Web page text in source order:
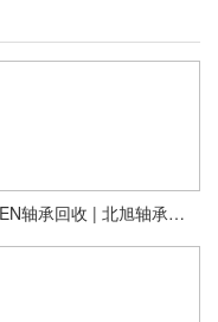
TIMKEN轴承回收 | 北旭轴承高价回收，全国上门服务